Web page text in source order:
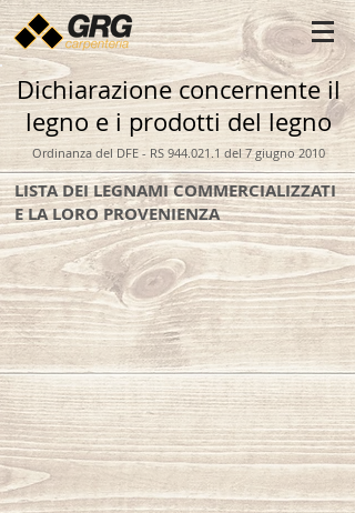
Dichiarazione concernente il
legno e i prodotti del legno
Ordinanza del DFE - RS 944.021.1 del 7 giugno 2010
LISTA DEI LEGNAMI COMMERCIALIZZATI
E LA LORO PROVENIENZA